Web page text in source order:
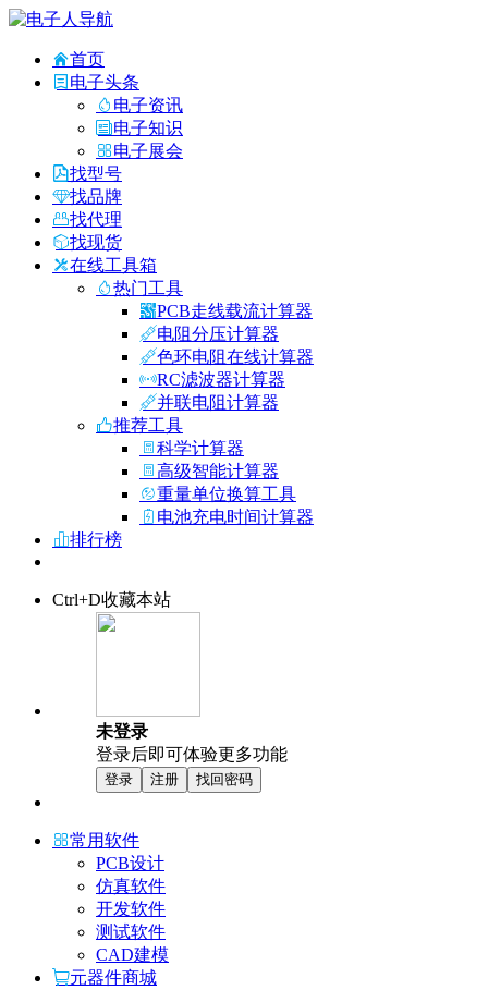
首页
电子头条
电子资讯
电子知识
电子展会
找型号
找品牌
找代理
找现货
在线工具箱
热门工具
PCB走线载流计算器
电阻分压计算器
色环电阻在线计算器
RC滤波器计算器
并联电阻计算器
推荐工具
科学计算器
高级智能计算器
重量单位换算工具
电池充电时间计算器
排行榜
Ctrl+D收藏本站
未登录
登录后即可体验更多功能
登录 注册 找回密码
常用软件
PCB设计
仿真软件
开发软件
测试软件
CAD建模
元器件商城